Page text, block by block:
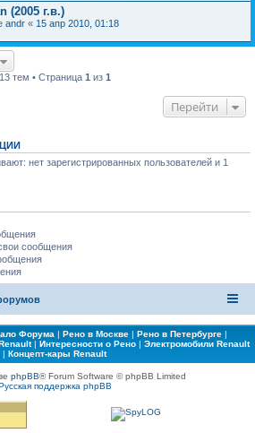
(2005 г.в.)
andr « 15 апр 2010, 01:18
13 тем • Страница 1 из 1
Перейти
нет зарегистрированных пользователей и 1
сообщения
Форума | Рено в Москве | Рено в Петербурге |
| Интересности о Рено| Электромобили Renault
| Концепт-кары Renault
phpBB® Forum Software © phpBB Limited
поддержка phpBB